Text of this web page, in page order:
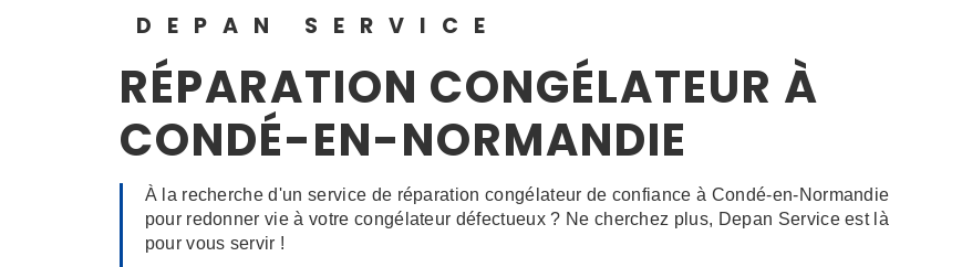
DEPAN SERVICE
RÉPARATION CONGÉLATEUR À
CONDÉ-EN-NORMANDIE
À la recherche d'un service de réparation congélateur de confiance à Condé-en-Normandie
pour redonner vie à votre congélateur défectueux ? Ne cherchez plus, Depan Service est là
pour vous servir !